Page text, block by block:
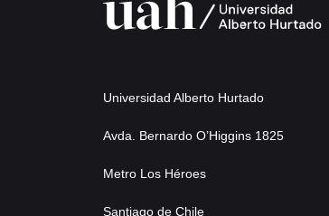
Universidad Alberto Hurtado
Avda. Bernardo O’Higgins 1825
Metro Los Héroes
Santiago de Chile